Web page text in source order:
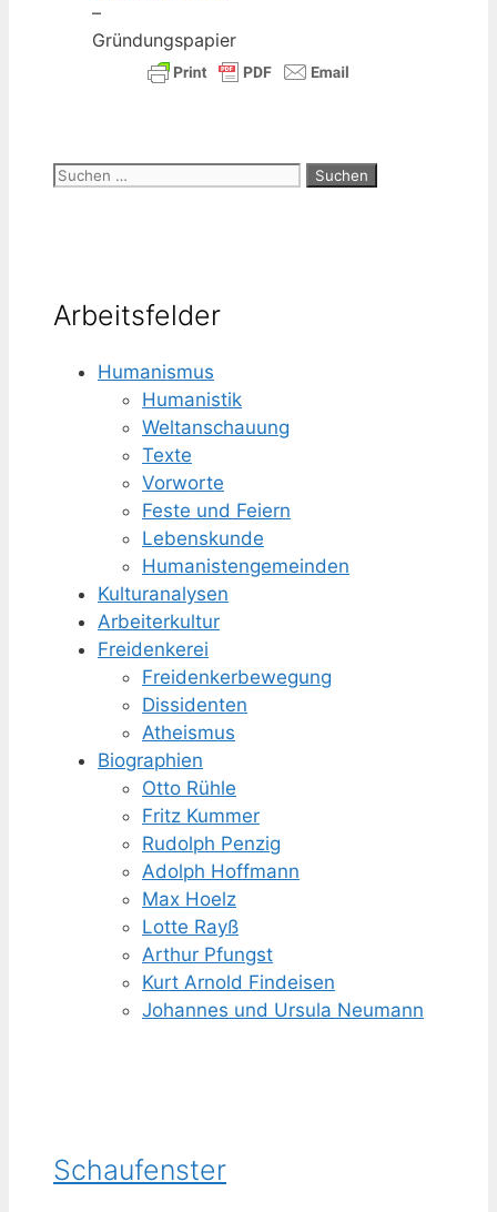
–
Gründungspapier
Suchen
Arbeitsfelder
Humanismus
Humanistik
Weltanschauung
Texte
Vorworte
Feste und Feiern
Lebenskunde
Humanisten­gemeinden
Kulturanalysen
Arbeiterkultur
Freidenkerei
Freidenker­bewegung
Dissidenten
Atheismus
Biographien
Otto Rühle
Fritz Kummer
Rudolph Penzig
Adolph Hoffmann
Max Hoelz
Lotte Rayß
Arthur Pfungst
Kurt Arnold Findeisen
Johannes und Ursula Neumann
Schaufenster